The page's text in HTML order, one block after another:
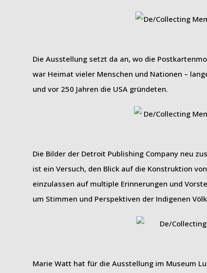
Die Ausstellung setzt da an, wo die
war Heimat vieler Menschen und Nationen –
und vor 250 Jahren die USA gründeten.
Die Bilder der Detroit Publishing Company neu
ist ein Versuch, den Blick auf die Konstruktion
einzulassen auf multiple Erinnerungen und
um Stimmen und Perspektiven der Indigenen
Marie Watt hat für die Ausstellung im Museum